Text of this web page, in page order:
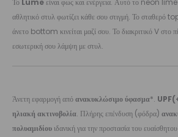
Το Lumeείναι φως και ενέργεια. Αυτό το neon
αθλητικό στυλ φωτίζει κάθε σου στιγμή. Το σταθερό
άνετο bottom κινείται μαζί σου. Το διακριτικό V στο
εσωτερική σου λάμψη με στυλ.
Άνετη εφαρμογή απόανακυκλώσιμο ύφασμα*.
ηλιακή ακτινοβολία. Πλήρης επένδυση (φόδρα)
πολυαμιδίου ιδανική για την προστασία του